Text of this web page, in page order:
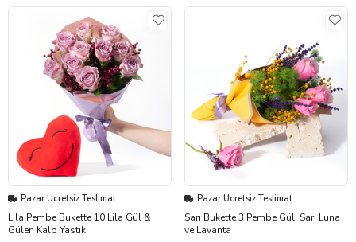
Pazar Ücretsiz Teslimat
Lila Pembe Bukette 10 Lila Gül &
Gülen Kalp Yastık
Pazar Ücretsiz Teslimat
Sarı Bukette 3 Pembe Gül, Sarı Luna
ve Lavanta